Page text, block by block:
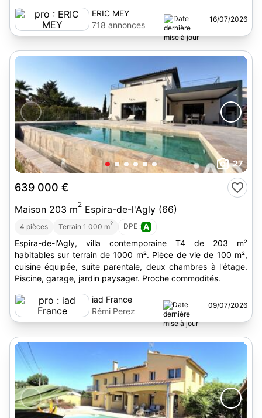
ERIC MEY
718 annonces
16/07/2026
27
639 000 €
Maison 203 m2 Espira-de-l'Agly (66)
4 pièces Terrain 1 000 m2 DPE : A
Espira-de-l'Agly, villa contemporaine T4 de 203 m²
habitables sur terrain de 1000 m². Pièce de vie de 100 m²,
cuisine équipée, suite parentale, deux chambres à l'étage.
Piscine, garage, jardin paysager. Proche commodités.
iad France
Rémi Perez
09/07/2026